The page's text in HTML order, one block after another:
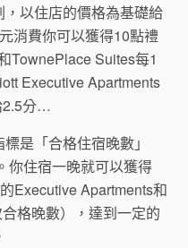
以住店的價格為基礎給
消費你可以獲得10點禮
TownePlace Suites每1
Executive Apartments
2.5分…
是「合格住宿晚數」
你住宿一晚就可以獲得
Executive Apartments和
格晚數），達到一定的